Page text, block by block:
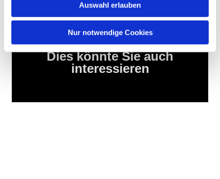
Auswahl erlauben
Nur notwendige Cookies
Dies könnte Sie auch
interessieren